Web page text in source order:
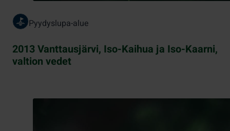
Pyydyslupa-alue
2013 Vanttausjärvi, Iso-Kaihua ja Iso-Kaarni,
valtion vedet